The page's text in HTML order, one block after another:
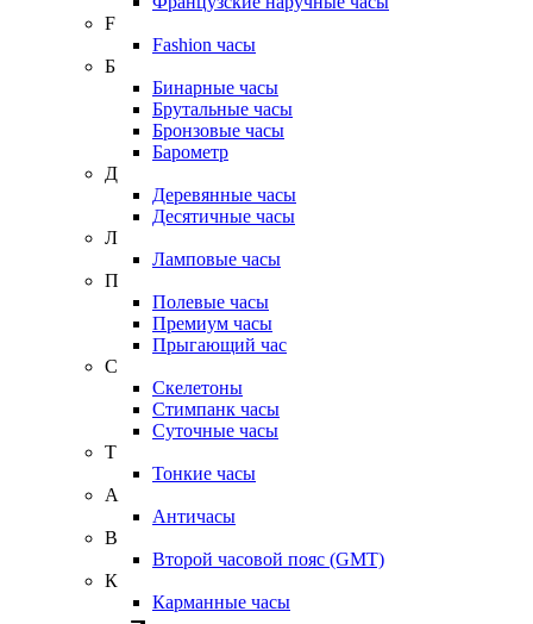
F
Fashion часы
Б
Бинарные часы
Брутальные часы
Бронзовые часы
Барометр
Д
Деревянные часы
Десятичные часы
Л
Ламповые часы
П
Полевые часы
Премиум часы
Прыгающий час
С
Скелетоны
Стимпанк часы
Суточные часы
Т
Тонкие часы
А
Античасы
В
Второй часовой пояс (GMT)
К
Карманные часы